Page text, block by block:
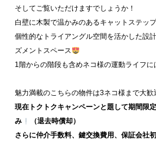
そしてご覧いただけますでしょうか！
白壁に木製で温かみのあるキャットステッ
個性的なトライアングル空間を活かした設
ズメントスペース
1階からの階段も含めネコ様の運動ライフに
魅力満載のこちらの物件は3ネコ様まで大歓
現在トクトクキャンペーンと題して期間限
み
（退去時償却）
さらに仲介手数料、鍵交換費用、保証会社